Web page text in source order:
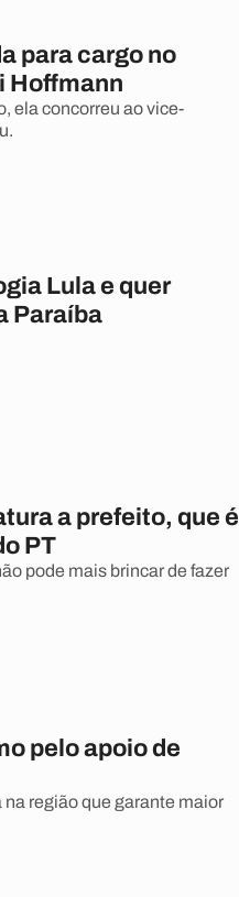
para cargo no
Hoffmann
ela concorreu ao vice-
Lula e quer
Paraíba
a prefeito, que é
PT
pode mais brincar de fazer
pelo apoio de
região que garante maior